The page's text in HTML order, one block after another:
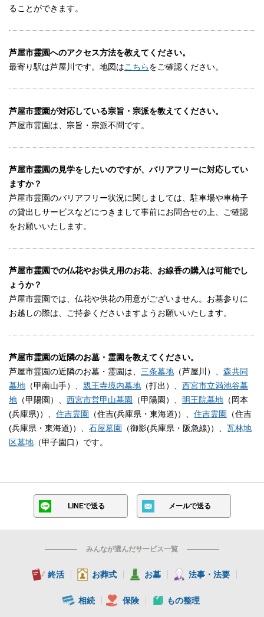
ることができます。
芦屋市霊園へのアクセス方法を教えてください。
最寄り駅は芦屋川です。地図はこちらをご確認ください。
芦屋市霊園が対応している宗旨・宗派を教えてください。
芦屋市霊園は、宗旨・宗派不問です。
芦屋市霊園の見学をしたいのですが、バリアフリーに対応してい
ますか？
芦屋市霊園のバリアフリー状況に関しましては、駐車場や車椅子
の貸出しサービスなどにつきまして事前にお問合せの上、ご確認
をお願いいたします。
芦屋市霊園での仏花やお供え用のお花、お線香の購入は可能でし
ょうか？
芦屋市霊園では、仏花や供花の用意がございません。お墓参りに
お越しの際は、ご持参くださいますようお願いいたします。
芦屋市霊園の近隣のお墓・霊園を教えてください。
芦屋市霊園の近隣のお墓・霊園は、 三条墓地 （芦屋川）、 森共同
墓地 （甲南山手）、 親王寺境内墓地 （打出）、 西宮市立満池谷墓
地 （甲陽園）、 西宮市営甲山墓園 （甲陽園）、 明王院墓地 （岡本
(兵庫県)）、 住吉霊園 （住吉(兵庫県・東海道)）、 住吉霊園
（住吉
(兵庫県・東海道)）、 石屋墓園 （御影(兵庫県・阪急線)）、 瓦林地
区墓地 （甲子園口）です。
LINEで送る メールで送る
みんなが選んだサービス一覧
終活 お葬式 お墓 法事・法要
相続 保険 もの整理